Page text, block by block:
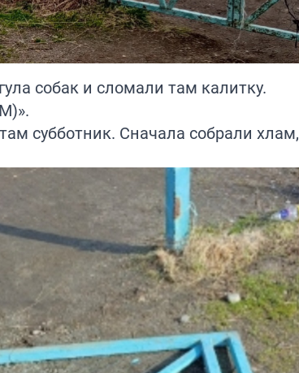
собак и сломали там калитку.
субботник. Сначала собрали хлам,